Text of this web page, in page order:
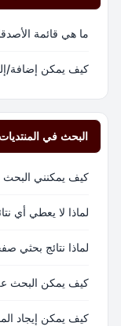
ما هي قائمة
كيف يمكن إضافة/
البحث في المنتديات
كيف يمكنني البحث
لماذا لا يعطي أي
لماذا نتائج بحثي
كيف يمكن البحث
كيف يمكن إيجاد